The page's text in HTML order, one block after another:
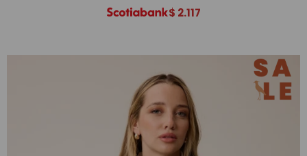
$ 2.117